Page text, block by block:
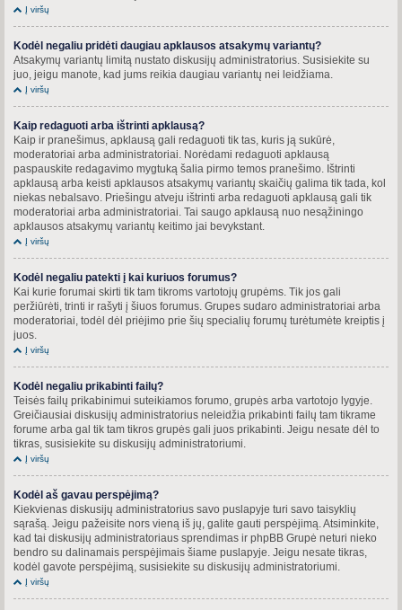
Į viršų
Kodėl negaliu pridėti daugiau apklausos atsakymų variantų?
Atsakymų variantų limitą nustato diskusijų administratorius. Susisiekite su
juo, jeigu manote, kad jums reikia daugiau variantų nei leidžiama.
Į viršų
Kaip redaguoti arba ištrinti apklausą?
Kaip ir pranešimus, apklausą gali redaguoti tik tas, kuris ją sukūrė,
moderatoriai arba administratoriai. Norėdami redaguoti apklausą
paspauskite redagavimo mygtuką šalia pirmo temos pranešimo. Ištrinti
apklausą arba keisti apklausos atsakymų variantų skaičių galima tik tada, kol
niekas nebalsavo. Priešingu atveju ištrinti arba redaguoti apklausą gali tik
moderatoriai arba administratoriai. Tai saugo apklausą nuo nesąžiningo
apklausos atsakymų variantų keitimo jai bevykstant.
Į viršų
Kodėl negaliu patekti į kai kuriuos forumus?
Kai kurie forumai skirti tik tam tikroms vartotojų grupėms. Tik jos gali
peržiūrėti, trinti ir rašyti į šiuos forumus. Grupes sudaro administratoriai arba
moderatoriai, todėl dėl priėjimo prie šių specialių forumų turėtumėte kreiptis į
juos.
Į viršų
Kodėl negaliu prikabinti failų?
Teisės failų prikabinimui suteikiamos forumo, grupės arba vartotojo lygyje.
Greičiausiai diskusijų administratorius neleidžia prikabinti failų tam tikrame
forume arba gal tik tam tikros grupės gali juos prikabinti. Jeigu nesate dėl to
tikras, susisiekite su diskusijų administratoriumi.
Į viršų
Kodėl aš gavau perspėjimą?
Kiekvienas diskusijų administratorius savo puslapyje turi savo taisyklių
sąrašą. Jeigu pažeisite nors vieną iš jų, galite gauti perspėjimą. Atsiminkite,
kad tai diskusijų administratoriaus sprendimas ir phpBB Grupė neturi nieko
bendro su dalinamais perspėjimais šiame puslapyje. Jeigu nesate tikras,
kodėl gavote perspėjimą, susisiekite su diskusijų administratoriumi.
Į viršų